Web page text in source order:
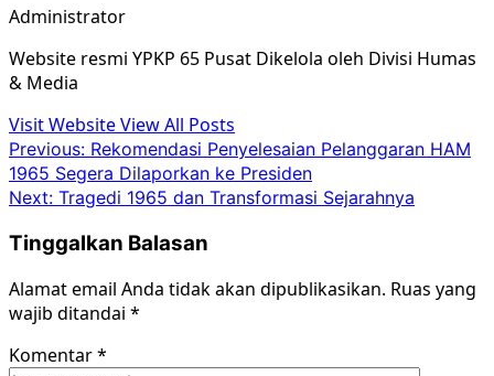
Administrator
Website resmi YPKP 65 Pusat Dikelola oleh Divisi Humas
& Media
Visit WebsiteView All Posts
Post
navigation
Previous: Rekomendasi Penyelesaian Pelanggaran HAM
1965 Segera Dilaporkan ke Presiden
Next: Tragedi 1965 dan Transformasi Sejarahnya
Tinggalkan Balasan
Alamat email Anda tidak akan dipublikasikan. Ruas yang
wajib ditandai *
Komentar*